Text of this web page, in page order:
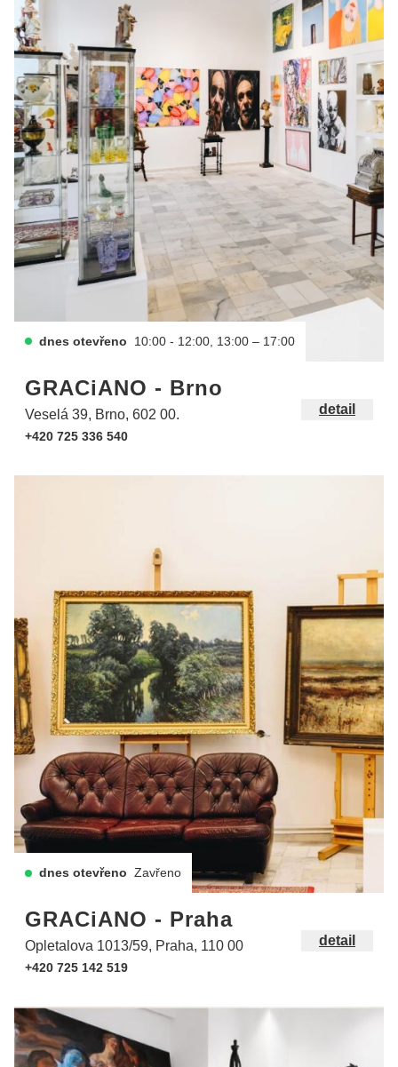
dnes otevřeno 10:00 - 12:00, 13:00 – 17:00
GRACiANO - Brno
Veselá 39, Brno, 602 00.
+420 725 336 540
detail
dnes otevřeno Zavřeno
GRACiANO - Praha
Opletalova 1013/59, Praha, 110 00
+420 725 142 519
detail